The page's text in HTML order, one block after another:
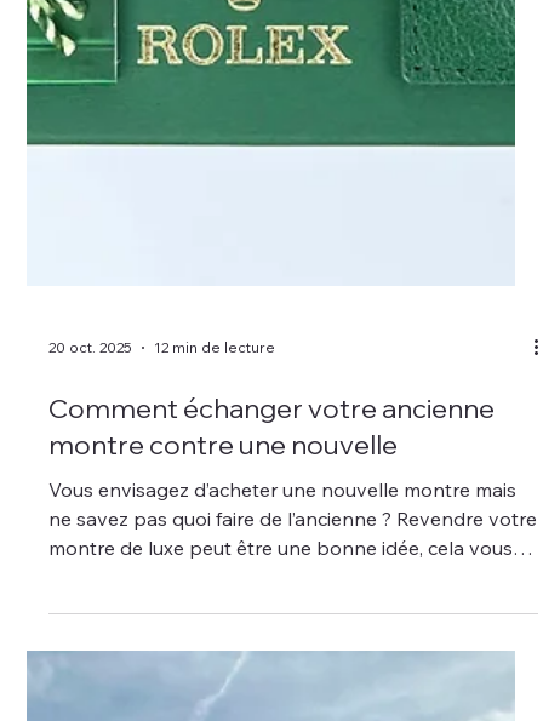
Comment échanger votre ancienne
montre contre une nouvelle
Vous envisagez d’acheter une nouvelle montre mais
ne savez pas quoi faire de l’ancienne ? Revendre votre
permet de récupérer une partie de votre
investissement et de réduire le coût de votre nouvel
achat. Mais échanger sa montre ne consiste pas
simplement à la remettre ; il existe quelques étapes